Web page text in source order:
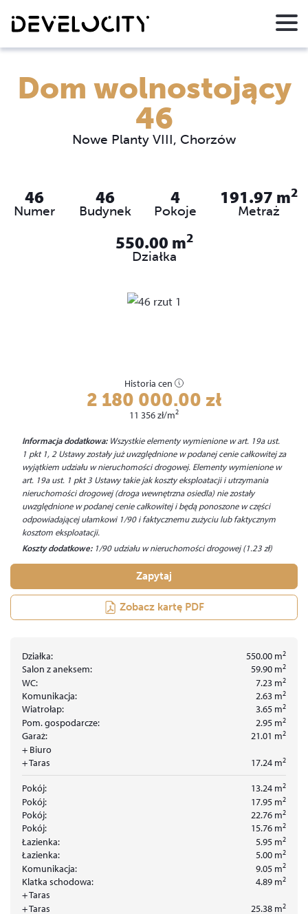
Dom wolnostojący
46
Nowe Planty VIII, Chorzów
46
Numer
46
Budynek
4
Pokoje
191.97 m2
Metraż
550.00 m2
Działka
Historia cen
2 180 000.00 zł
11 356zł/m2
Informacja dodatkowa:Wszystkie elementy wymienione w art. 19a ust.
1 pkt 1, 2 Ustawy zostały już uwzględnione w podanej cenie całkowitej za
wyjątkiem udziału w nieruchomości drogowej. Elementy wymienione w
art. 19a ust. 1 pkt 3 Ustawy takie jak koszty eksploatacji i utrzymania
nieruchomości drogowej (droga wewnętrzna osiedla) nie zostały
uwzględnione w podanej cenie całkowitej i będą ponoszone w części
odpowiadającej ułamkowi 1/90 i faktycznemu zużyciu lub faktycznym
kosztom eksploatacji.
Koszty dodatkowe:1/90 udziału w nieruchomości drogowej (1.23 zł)
Zapytaj
Zobacz kartę PDF
Działka: 550.00 m2
Salon z aneksem: 59.90 m2
WC: 7.23 m2
Komunikacja: 2.63 m2
Wiatrołap: 3.65 m2
Pom. gospodarcze: 2.95 m2
Garaż: 21.01 m2
+ Biuro
+ Taras
17.24 m2
Pokój: 13.24 m2
Pokój: 17.95 m2
Pokój: 22.76 m2
Pokój: 15.76 m2
Łazienka: 5.95 m2
Łazienka: 5.00 m2
Komunikacja: 9.05 m2
Klatka schodowa: 4.89 m2
+ Taras
+ Taras
25.38 m2